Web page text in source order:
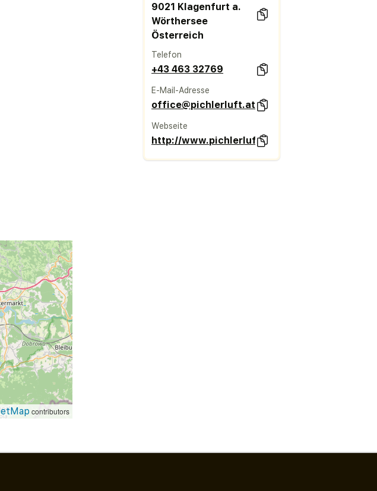
contributors
9021 Klagenfurt a.
Wörthersee
Österreich
Telefon
+43 463 32769
E-Mail-Adresse
office@pichlerluft.at
Webseite
http://www.pichlerluft.at